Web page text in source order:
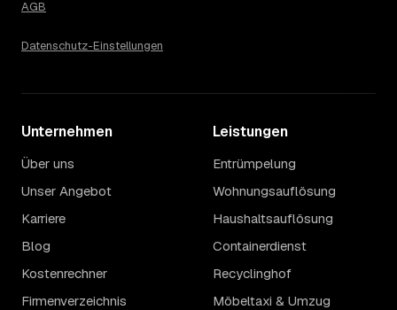
AGB
Datenschutz-Einstellungen
Unternehmen
Über uns
Unser Angebot
Karriere
Blog
Kostenrechner
Firmenverzeichnis
Leistungen
Entrümpelung
Wohnungsauflösung
Haushaltsauflösung
Containerdienst
Recyclinghof
Möbeltaxi & Umzug